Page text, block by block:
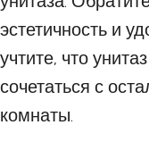
эстетичность и
учтите, что
сочетаться с
комнаты.